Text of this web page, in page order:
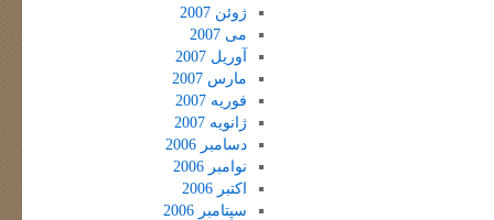
ژوئن 2007
می 2007
آوریل 2007
مارس 2007
فوریه 2007
ژانویه 2007
دسامبر 2006
نوامبر 2006
اکتبر 2006
سپتامبر 2006